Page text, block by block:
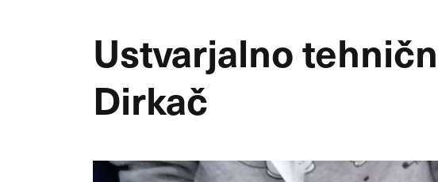
Ustvarjalno
Dirkač